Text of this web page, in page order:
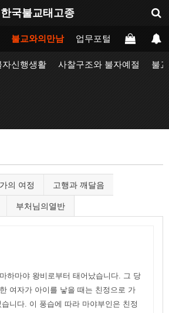
한국불교태고종
불교와의만남 업무포털 동방불교대
자신행생활 사찰구조와 불자예절 불
의 여정 고행과 깨달음
부처님의열반
하마야 왕비로부터 태어났습니다. 그 당
여자가 아이를 낳을 때는 친정으로 가
니다. 이 풍습에 따라 마야부인은 친정